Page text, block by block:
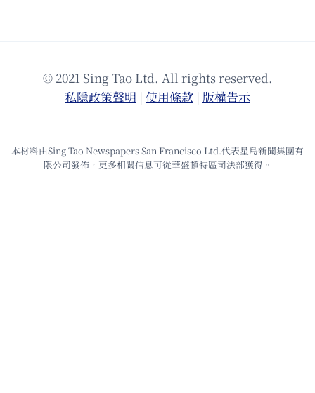
© 2021 Sing Tao Ltd. All rights reserved.
私隱政策聲明 | 使⽤條款 | 版權告⽰
本材料由Sing Tao Newspapers San Francisco Ltd.代表星島新聞集團有
限公司發佈，更多相關信息可從華盛頓特區司法部獲得。